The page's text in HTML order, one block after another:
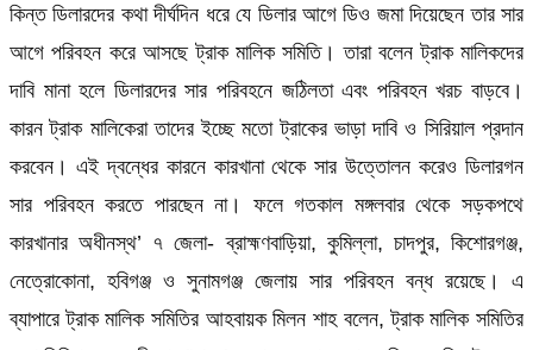
কিন্ত ডিলারদের কথা দীর্ঘদিন ধরে যে ডিলার আগে ডিও জমা দিয়েছেন তার সার
আগে পরিবহন করে আসছে ট্রাক মালিক সমিতি। তারা বলেন ট্রাক মালিকদের
দাবি মানা হলে ডিলারদের সার পরিবহনে জঠিলতা এবং পরিবহন খরচ বাড়বে।
কারন ট্রাক মালিকেরা তাদের ইচ্ছে মতো ট্রাকের ভাড়া দাবি ও সিরিয়াল প্রদান
করবেন। এই দ্বন্ধের কারনে কারখানা থেকে সার উত্তোলন করেও ডিলারগন
সার পরিবহন করতে পারছেন না। ফলে গতকাল মঙ্গলবার থেকে সড়কপথে
কারখানার অধীনস্থ’ ৭ জেলা- ব্রাহ্মণবাড়িয়া, কুমিল্লা, চাদপুর, কিশোরগঞ্জ,
নেত্রোকোনা, হবিগঞ্জ ও সুনামগঞ্জ জেলায় সার পরিবহন বন্ধ রয়েছে। এ
ব্যাপারে ট্রাক মালিক সমিতির আহবায়ক মিলন শাহ বলেন, ট্রাক মালিক সমিতির